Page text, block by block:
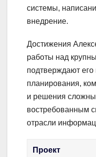
системы,
внедрение.
Достижения
работы над
подтверждают
планирования,
и решения
востребованным
отрасли
Проект